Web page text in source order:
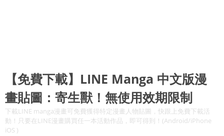
【免費下載】LINE Manga 中文版漫
畫貼圖：寄生獸！無使用效期限制
下載LINE manga漫畫可免費獲得特定漫畫人物貼圖，快跟上免費下載活
動！只要在LINE漫畫購買任一本活動作品，即可得到！(Android/iPhone
iOS )